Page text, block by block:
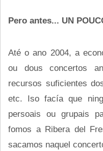
Pero antes... UN
Até o ano 2004, a
ou dous concertos
recursos suficientes
etc. Iso facía que
persoais ou grupais
fomos a Ribera del
sacamos naquel